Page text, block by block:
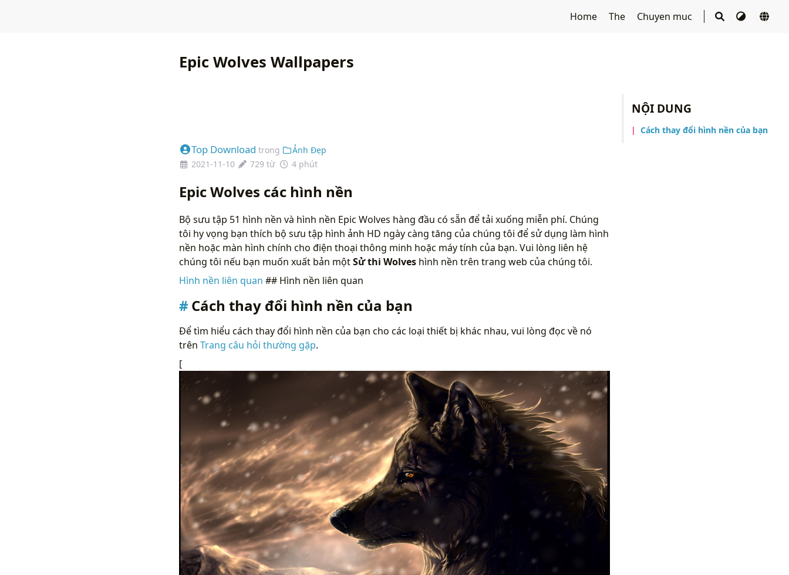
Home The Chuyen muc
NỘI DUNG
Cách thay đổi hình nền của bạn
Epic Wolves Wallpapers
Top Download trong
Ảnh Đẹp
2021-11-10
729 từ 4 phút
Epic Wolves các hình nền
Bộ sưu tập 51 hình nền và hình nền Epic Wolves hàng đầu có sẵn để tải xuống miễn phí. Chúng
tôi hy vọng bạn thích bộ sưu tập hình ảnh HD ngày càng tăng của chúng tôi để sử dụng làm hình
nền hoặc màn hình chính cho điện thoại thông minh hoặc máy tính của bạn. Vui lòng liên hệ
chúng tôi nếu bạn muốn xuất bản mộtSử thi Wolveshình nền trên trang web của chúng tôi.
Hình nền liên quan ## Hình nền liên quan
Cách thay đổi hình nền của bạn
Để tìm hiểu cách thay đổi hình nền của bạn cho các loại thiết bị khác nhau, vui lòng đọc về nó
trên Trang câu hỏi thường gặp.
[